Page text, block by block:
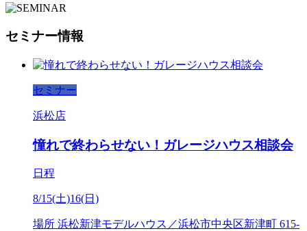
セミナー情報
セミナー
浜松店
憧れで終わらせない！ガレージハウス相談会
日程
8/15(土)16(日)
場所 浜松新津モデルハウス／浜松市中央区新津町 615-